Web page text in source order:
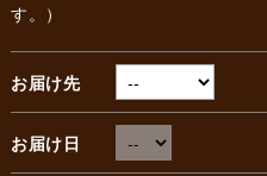
す。）
お届け先
お届け日